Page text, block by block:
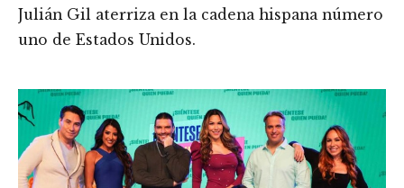
Julián Gil aterriza en la cadena hispana número
uno de Estados Unidos.